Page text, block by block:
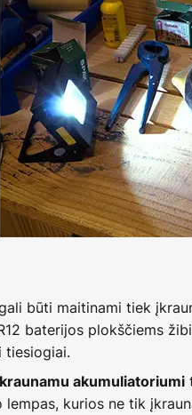
būti maitinami tiek
baterijos plokščiems
tiesiogiai.
akumuliatoriumi
lempas, kurios ne tik